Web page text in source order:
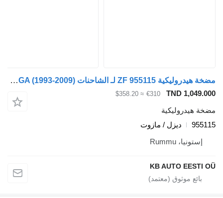
مضخة هيدروليكية ZF 955115 لـ الشاحنات MAN 4-series, TGA (1993-2009)
TND 1,049.000
€310
≈ $358.20
مضخة هيدروليكية
955115
ديزل / مازوت
إستونيا، Rummu
KB AUTO EESTI OÜ